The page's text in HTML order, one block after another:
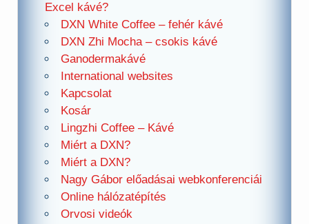
Excel kávé?
DXN White Coffee – fehér kávé
DXN Zhi Mocha – csokis kávé
Ganodermakávé
International websites
Kapcsolat
Kosár
Lingzhi Coffee – Kávé
Miért a DXN?
Miért a DXN?
Nagy Gábor előadásai webkonferenciái
Online hálózatépítés
Orvosi videók